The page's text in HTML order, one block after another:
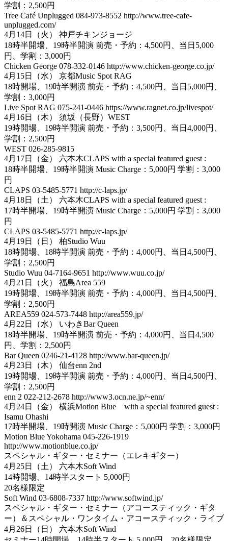
学割：2,500円
Tree Café Unplugged 084-973-8552 http://www.tree-cafe-
unplugged.com/
4月14日（火） 神戸チキンジョージ
18時半開場、19時半開演 前売・予約：4,500円、当日5,000
円、学割：3,000円
Chicken George 078-332-0146 http://www.chicken-george.co.jp/
4月15日（水） 京都Music Spot RAG
18時開場、19時半開演 前売・予約：4,500円、当日5,000円、
学割：3,000円
Live Spot RAG 075-241-0446 https://www.ragnet.co.jp/livespot/
4月16日（木） 須坂（長野）WEST
19時開場、19時半開演 前売・予約：3,500円、当日4,000円、
学割：2,500円
WEST 026-285-9815
4月17日（金） 六本木CLAPS with a special featured guest :
18時半開場、19時半開演 Music Charge：5,000円 学割：3,000
円
CLAPS 03-5485-5771 http://c-laps.jp/
4月18日（土） 六本木CLAPS with a special featured guest :
17時半開場、19時半開演 Music Charge：5,000円 学割：3,000
円
CLAPS 03-5485-5771 http://c-laps.jp/
4月19日（日） 柏Studio Wuu
18時開場、18時半開演 前売・予約：4,000円、当日4,500円、
学割：2,500円
Studio Wuu 04-7164-9651 http://www.wuu.co.jp/
4月21日（火） 福島Area 559
19時開場、19時半開演 前売・予約：4,000円、当日4,500円、
学割：2,500円
AREA559 024-573-7448 http://area559.jp/
4月22日（水） いわきBar Queen
18時半開場、19時半開演 前売・予約：4,000円、当日4,500
円、学割：2,500円
Bar Queen 0246-21-4128 http://www.bar-queen.jp/
4月23日（木） 仙台enn 2nd
19時開場、19時半開演 前売・予約：4,000円、当日4,500円、
学割：2,500円
enn 2 022-212-2678 http://www3.ocn.ne.jp/~enn/
4月24日（金） 横浜Motion Blue with a special featured guest :
Isamu Ohashi
17時半開場、19時開演 Music Charge：5,000円 学割：3,000円
Motion Blue Yokohama 045-226-1919
http://www.motionblue.co.jp/
スペシャル・ギター・セミナー（エレキギター）
4月25日（土） 六本木Soft Wind
14時開場、14時半スタート 5,000円
20名様限定
Soft Wind 03-6808-7337 http://www.softwind.jp/
スペシャル・ギター・セミナー（アコースティック・ギタ
ー）＆スペシャル・ワンタイム・アコースティック・ライブ
4月26日（日） 六本木Soft Wind